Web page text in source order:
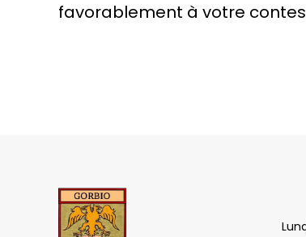
favorablement à votre